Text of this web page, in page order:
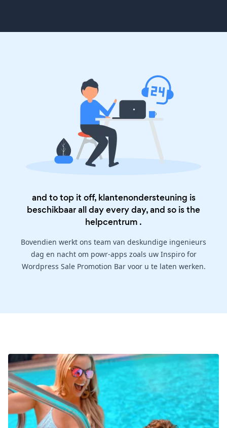
and to top it off, klantenondersteuning is
beschikbaar all day every day, and so is the
helpcentrum .
Bovendien werkt ons team van deskundige ingenieurs
dag en nacht om powr-apps zoals uw Inspiro for
Wordpress Sale Promotion Bar voor u te laten werken.